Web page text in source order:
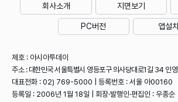
회사소개 지면보기
PC버전 앱설치
제호 : 아시아투데이
주소 : 대한민국 서울특별시 영등포구 의사당대로1길 34 인
대표전화 : 02) 769-5000 | 등록번호 : 서울 아00160
등록일 : 2006년 1월 18일 | 회장·발행인·편집인 : 우종순